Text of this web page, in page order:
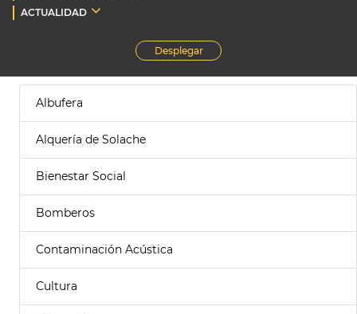
ACTUALIDAD
Desplegar
Albufera
Alquería de Solache
Bienestar Social
Bomberos
Contaminación Acústica
Cultura